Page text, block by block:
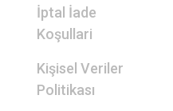
İptal İade
Koşullari
Kişisel Veriler
Politikası